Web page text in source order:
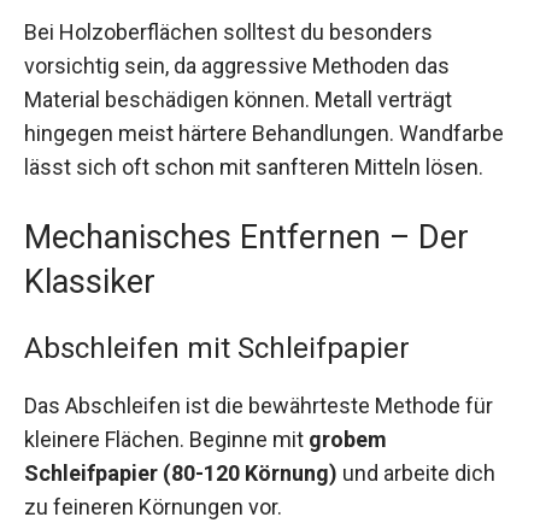
Bei Holzoberflächen solltest du besonders
vorsichtig sein, da aggressive Methoden das
Material beschädigen können. Metall verträgt
hingegen meist härtere Behandlungen. Wandfarbe
lässt sich oft schon mit sanfteren Mitteln lösen.
Mechanisches Entfernen – Der
Klassiker
Abschleifen mit Schleifpapier
Das Abschleifen ist die bewährteste Methode für
kleinere Flächen. Beginne mit grobem
Schleifpapier (80-120 Körnung) und arbeite dich
zu feineren Körnungen vor.